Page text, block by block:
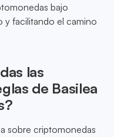
bajo
y facilitando el camino
las
de Basilea
sobre criptomonedas